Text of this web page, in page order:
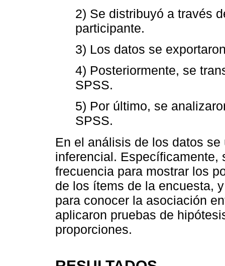
2) Se distribuyó a través
participante.
3) Los datos se
4) Posteriormente, se
SPSS.
5) Por último, se
SPSS.
En el análisis de los datos
inferencial. Específicamente,
frecuencia para mostrar los
de los ítems de la encuesta,
para conocer la asociación
aplicaron pruebas de
proporciones.